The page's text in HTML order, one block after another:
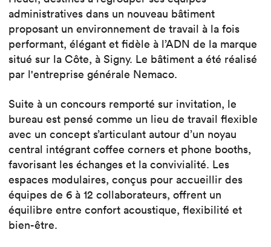
administratives dans un nouveau bâtiment
proposant un environnement de travail à la fois
performant, élégant et fidèle à l’ADN de la marque
situé sur la Côte, à Signy. Le bâtiment a été réalisé
par l'entreprise générale Nemaco.
Suite à un concours remporté sur invitation, le
bureau est pensé comme un lieu de travail flexible
avec un concept s’articulant autour d’un noyau
central intégrant coffee corners et phone booths,
favorisant les échanges et la convivialité. Les
espaces modulaires, conçus pour accueillir des
équipes de 6 à 12 collaborateurs, offrent un
équilibre entre confort acoustique, flexibilité et
bien-être.